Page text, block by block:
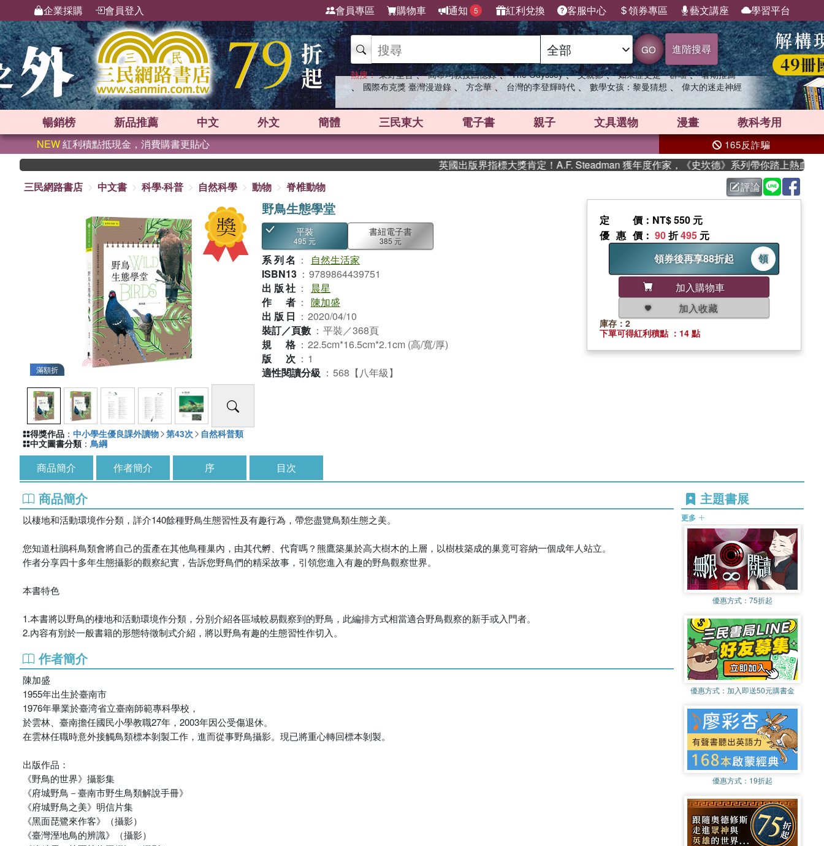
企業採購 會員登入 會員專區 購物車 通知 5 紅利兌換 客服中心 領券專區 藝文講座 學習平台
GO 進階搜尋
熱搜： 東野圭吾 、 高希均教授回憶錄 、 The Odyssey 、 父親節 、 如果歷史是一群喵 、 暑期推薦
、 國際布克獎 臺灣漫遊錄 、 方念華 、 台灣的李登輝時代 、 數學女孩：黎曼猜想 、 偉大的迷走神經
暢銷榜 新品推薦 中文 外文 簡體 三民東大 電子書 親子 文具選物 漫畫 教科考用
NEW紅利積點抵現金，消費購書更貼心 165反詐騙
英國出版界指標大獎肯定！A.F. Steadman 獲年度作家，《史坎德》系列帶你踏上熱血奇幻旅程
三民網路書店
中文書 科學‧科普 自然科學 動物 脊椎動物 評論
滿額折
野鳥生態學堂
平裝
495 元
書紐電子書
385 元
系列名 ：
自然生活家
ISBN13 ： 9789864439751
出版社 ：
晨星
作者 ： 陳加盛
出版日 ： 2020/04/10
裝訂／頁數 ： 平裝／368頁
規格 ： 22.5cm*16.5cm*2.1cm (高/寬/厚)
版次 ： 1
適性閱讀分級 ： 568【八年級】
定價 ：NT$ 550 元
優惠價 ： 90折495 元
領券後再享88折起
領
加入購物車
加入收藏
庫存：2
下單可得紅利積點 ：14 點
得獎作品 ： 中小學生優良課外讀物 第43次
自然科普類
中文圖書分類 ： 鳥綱
商品簡介 作者簡介 序 目次
商品簡介
以棲地和活動環境作分類，詳介140餘種野鳥生態習性及有趣行為，帶您盡覽鳥類生態之美。
您知道杜鵑科鳥類會將自己的蛋產在其他鳥種巢內，由其代孵、代育嗎？熊鷹築巢於高大樹木的上層，以樹枝築成的巢竟可容納一個成年人站立。
作者分享四十多年生態攝影的觀察紀實，告訴您野鳥們的精采故事，引領您進入有趣的野鳥觀察世界。
本書特色
1.本書將以野鳥的棲地和活動環境作分類，分別介紹各區域較易觀察到的野鳥，此編排方式相當適合野鳥觀察的新手或入門者。
2.內容有別於一般書籍的形態特徵制式介紹，將以野鳥有趣的生態習性作切入。
作者簡介
陳加盛
1955年出生於臺南市
1976年畢業於臺湾省立臺南師範專科學校，
於雲林、臺南擔任國民小學教職27年，2003年因公受傷退休。
在雲林任職時意外接觸鳥類標本剝製工作，進而從事野鳥攝影。現已將重心轉回標本剝製。
出版作品：
《野鳥的世界》攝影集
《府城野鳥－臺南市野生鳥類解說手冊》
《府城野鳥之美》明信片集
《黑面琵鷺來作客》（攝影）
《臺灣溼地鳥的辨識》（攝影）
主題書展
更多
優惠方式： 75折起
優惠方式： 加入即送50元購書金
優惠方式： 19折起